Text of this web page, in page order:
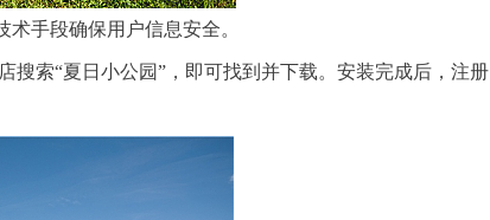
手段确保用户信息安全。
索“夏日小公园”，即可找到并下载。安装完成后，注册